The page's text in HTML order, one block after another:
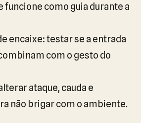
funcione como guia durante a
encaixe: testar se a entrada
com o gesto do
ataque, cauda e
não brigar com o ambiente.